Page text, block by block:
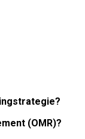
(OMR)?